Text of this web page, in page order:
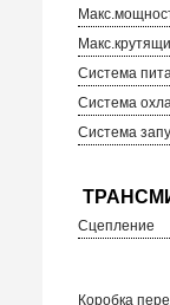
Система
Система
Система
Сцепление
Коробка